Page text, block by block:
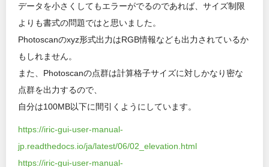
データを小さくしてもエラーがでるのであれば、サイズ制限
よりも書式の問題ではと思いました。
Photoscanのxyz形式出力はRGB情報なども出力されているか
もしれません。
また、Photoscanの点群は計算格子サイズに対しかなり密な
点群を出力するので、
自分は100MB以下に間引くようにしています。
https://iric-gui-user-manual-
jp.readthedocs.io/ja/latest/06/02_elevation.html
https://iric-gui-user-manual-